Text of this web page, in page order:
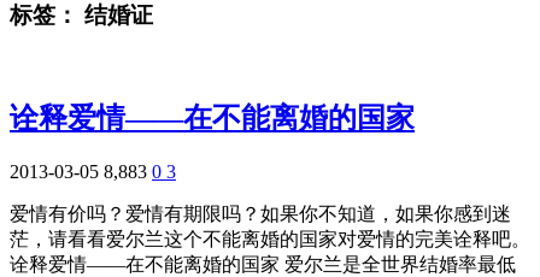
标签： 结婚证
诠释爱情——在不能离婚的国家
2013-03-05 8,883 0 3
爱情有价吗？爱情有期限吗？如果你不知道，如果你感到迷
茫，请看看爱尔兰这个不能离婚的国家对爱情的完美诠释吧。
诠释爱情——在不能离婚的国家 爱尔兰是全世界结婚率最低